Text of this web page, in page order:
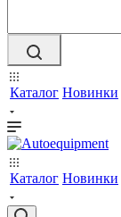
Каталог Новинки
Каталог Новинки